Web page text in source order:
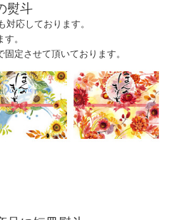
熨斗
対応しております。
。
定させて頂いております。